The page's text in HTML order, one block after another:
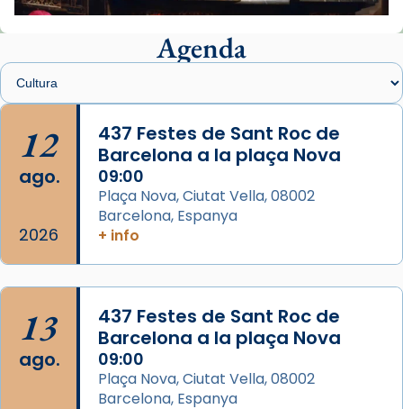
📸 J. Merino
de Barcelona.
2 weeks ago
Aquest dilluns, 27 de juliol, ha tingut lloc la
missa d’acció de gràcies en agraïment al
comitè organitzador de la visita apostòlica
col·laboradors, a la Catedral de Barcelona.
L’arquebisbe de Barcelona, el cardenal Joan
Josep Omella, ha presidit la missa i l’ha
concelebrat el bisbe auxiliar de Barcelona,
Mons. David Abadías.
📸 Dr. G. Simón
Agenda
12
ago.
2026
437 Festes de Sant Roc de
Barcelona a la plaça Nova
09:00
Plaça Nova, Ciutat Vella, 08002
Barcelona, Espanya
+ info
13
ago.
437 Festes de Sant Roc de
Barcelona a la plaça Nova
09:00
Plaça Nova, Ciutat Vella, 08002
Barcelona, Espanya